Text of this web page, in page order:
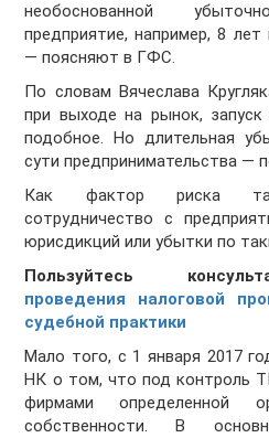
необоснованной
предприятие, например, 8
— поясняют в ГФС.
По словам Вячеслава
при выходе на рынок,
подобное. Но длительная
сути предпринимательства —
Как фактор риска
сотрудничество с
юрисдикций или убытки по
Пользуйтесь
проведения налоговой
судебной практики
Мало того, с 1 января 2017
НК о том, что под контроль
фирмами определенной
собственности. В